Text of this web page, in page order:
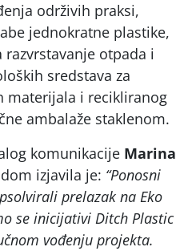
održivih praksi,
jednokratne plastike,
otpada i
sredstava za
materijala i recikliranog
ambalaže staklenom.
komunikacije Marina
izjavila je: “Ponosni
prelazak na Eko
se inicijativi Ditch Plastic
vođenju projekta.